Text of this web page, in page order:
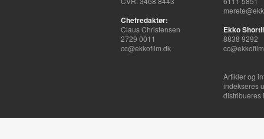
Chefredaktør:
Claus Christensen
2729 0011
cc@ekkofilm.dk
Ekko
8838 9292
Artikler og
indekseres
distribueres